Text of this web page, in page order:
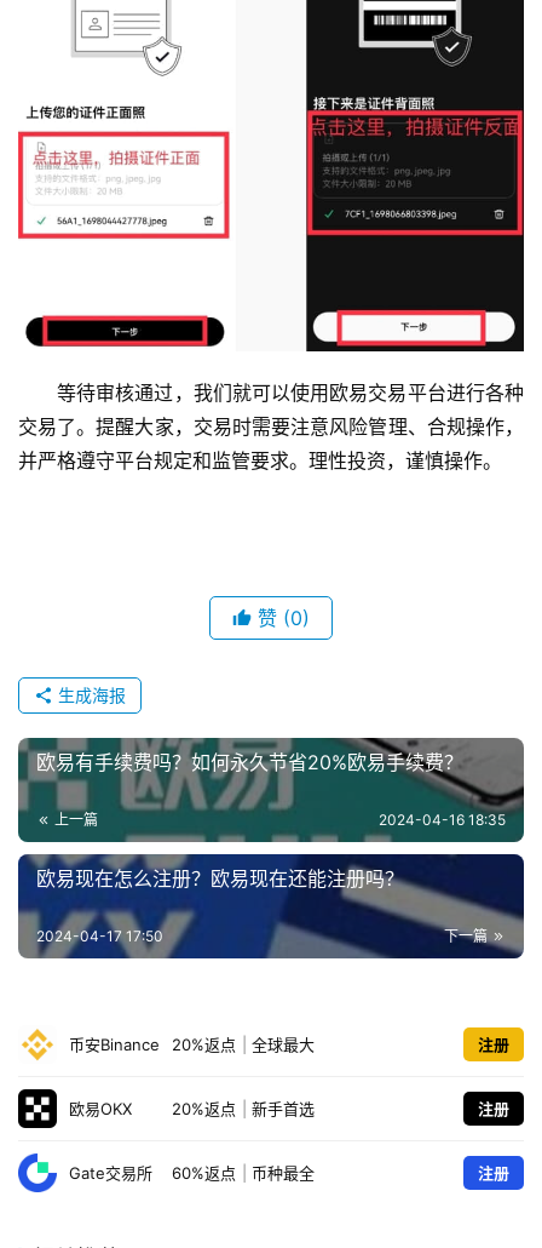
等待审核通过，我们就可以使用欧易交易平台进行各种
交易了。提醒大家，交易时需要注意风险管理、合规操作，
并严格遵守平台规定和监管要求。理性投资，谨慎操作。
赞 (0)
生成海报
欧易有手续费吗？如何永久节省20%欧易手续费？
上一篇 2024-04-16 18:35
欧易现在怎么注册？欧易现在还能注册吗？
下一篇
2024-04-17 17:50
币安Binance 20%返点 全球最大 注册
欧易OKX 20%返点 新手首选 注册
Gate交易所 60%返点 币种最全 注册